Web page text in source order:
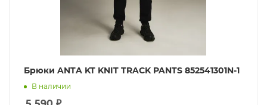
Брюки ANTA KT KNIT TRACK PANTS 852541301N-1
В наличии